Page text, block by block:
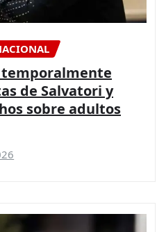
temporalmente
de Salvatori y
sobre adultos